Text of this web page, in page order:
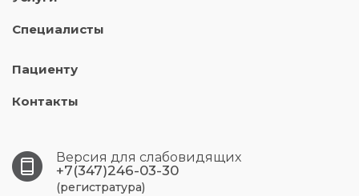
Специалисты
Пациенту
Контакты
Версия для слабовидящих
+7(347)246-03-30
(регистратура)